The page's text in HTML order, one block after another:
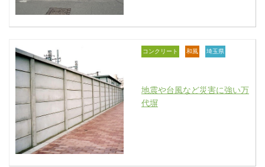
コンクリート 和風 埼玉県
地震や台風など災害に強い万
代塀